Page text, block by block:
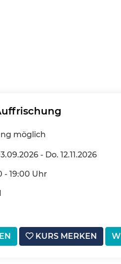
möglich
- Do. 12.11.2026
- 19:00 Uhr
KURS MERKEN